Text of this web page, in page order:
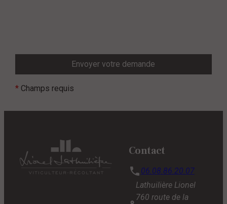
*Champs requis
Contact
06.08.86.20.07
Lathuilière Lionel
760 route de la